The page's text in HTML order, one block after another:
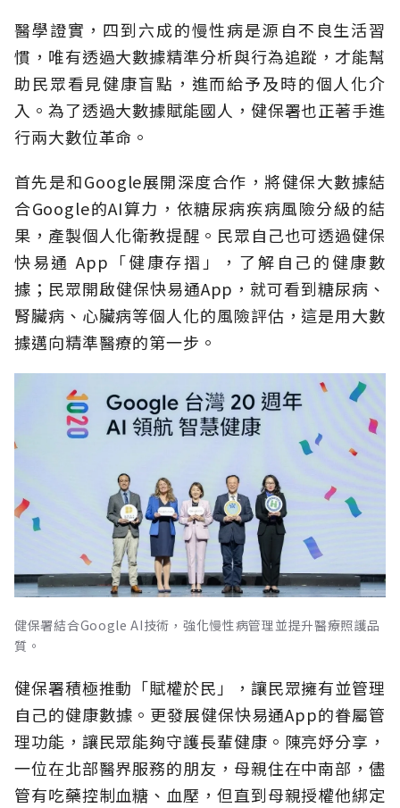
醫學證實，四到六成的慢性病是源自不良生活習
慣，唯有透過大數據精準分析與行為追蹤，才能幫
助民眾看見健康盲點，進而給予及時的個人化介
入。為了透過大數據賦能國人，健保署也正著手進
行兩大數位革命。
首先是和Google展開深度合作，將健保大數據結
合Google的AI算力，依糖尿病疾病風險分級的結
果，產製個人化衛教提醒。民眾自己也可透過健保
快易通 App「健康存摺」，了解自己的健康數
據；民眾開啟健保快易通App，就可看到糖尿病、
腎臟病、心臟病等個人化的風險評估，這是用大數
據邁向精準醫療的第一步。
健保署結合Google AI技術，強化慢性病管理並提升醫療照護品
質。
健保署積極推動「賦權於民」，讓民眾擁有並管理
自己的健康數據。更發展健保快易通App的眷屬管
理功能，讓民眾能夠守護長輩健康。陳亮妤分享，
一位在北部醫界服務的朋友，母親住在中南部，儘
管有吃藥控制血糖、血壓，但直到母親授權他綁定